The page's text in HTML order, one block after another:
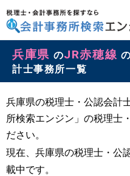
税理士・会計事務所を探すな
事務所検索エンジン
兵庫県 のJR赤穂線
計士事務所一覧
兵庫県の税理士・公認会計
所検索エンジン」の税理士
ださい。
現在、兵庫県の税理士・公
載中です。